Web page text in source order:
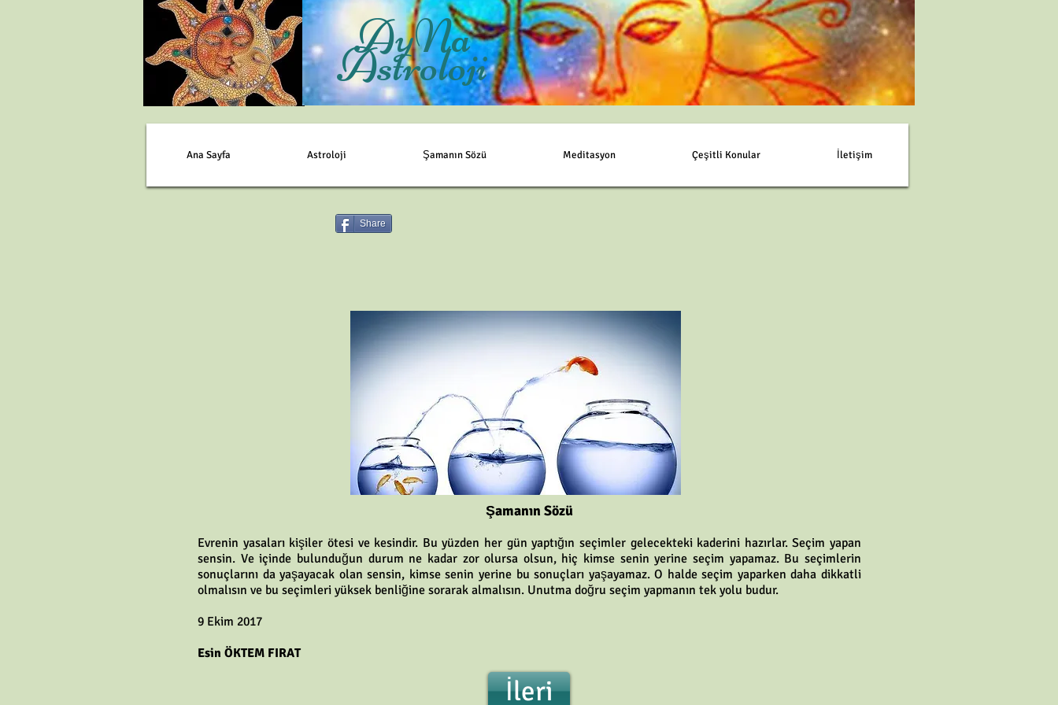
AyNa
Astroloji
Şamanın Sözü
Evrenin yasaları kişiler ötesi ve kesindir. Bu yüzden her gün yaptığın seçimler gelecekteki kaderini hazırlar. Seçim yapan
sensin. Ve içinde bulunduğun durum ne kadar zor olursa olsun, hiç kimse senin yerine seçim yapamaz. Bu seçimlerin
sonuçlarını da yaşayacak olan sensin, kimse senin yerine bu sonuçları yaşayamaz. O halde seçim yaparken daha dikkatli
olmalısın ve bu seçimleri yüksek benliğine sorarak almalısın. Unutma doğru seçim yapmanın tek yolu budur.
9 Ekim 2017
Esin ÖKTEM FIRAT
İleri
Share
Ana Sayfa Astroloji Şamanın Sözü Meditasyon Çeşitli Konular İletişim